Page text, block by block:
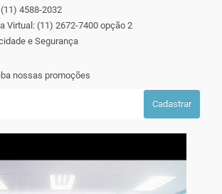
4588-2032
Virtual: (11) 2672-7400 opção 2
e Segurança
nossas promoções
Cadastrar